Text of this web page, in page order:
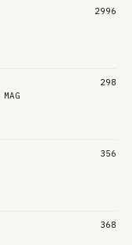
2996
MAG
298
356
368